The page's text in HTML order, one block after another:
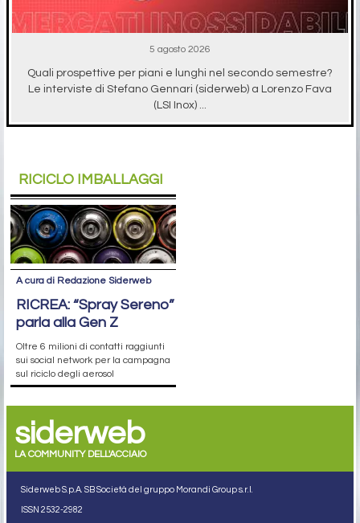
5 agosto 2026
Quali prospettive per piani e lunghi nel secondo semestre?
Le interviste di Stefano Gennari (siderweb) a Lorenzo Fava
(LSI Inox) ...
RICICLO IMBALLAGGI
A cura di Redazione Siderweb
RICREA: “Spray Sereno”
parla alla Gen Z
Oltre 6 milioni di contatti raggiunti
sui social network per la campagna
sul riciclo degli aerosol
siderweb
LA COMMUNITY DELL'ACCIAIO
Siderweb S.p.A. SB Società del gruppo Morandi Group s.r.l.
ISSN 2532-2982